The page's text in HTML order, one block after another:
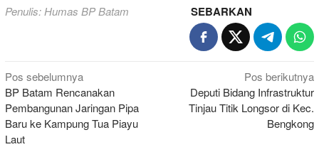
Penulis: Humas BP Batam SEBARKAN
Navigasi
pos
Pos sebelumnya
BP Batam Rencanakan
Pembangunan Jaringan Pipa
Baru ke Kampung Tua Piayu
Laut
Pos berikutnya
Deputi Bidang Infrastruktur
Tinjau Titik Longsor di Kec.
Bengkong